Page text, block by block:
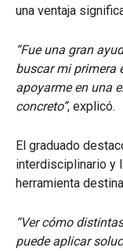
una ventaja
“Fue una gran
buscar mi primera
apoyarme en una
concreto”, explicó.
El graduado
interdisciplinario y
herramienta
“Ver cómo
puede aplicar